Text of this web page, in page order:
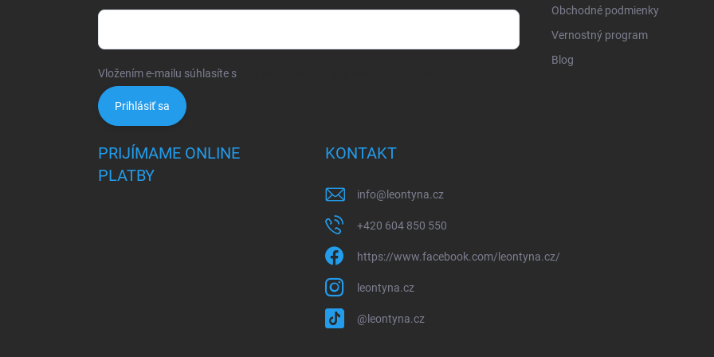
Vložením e-mailu súhlasíte s
Prihlásiť sa
Obchodné podmienky
Vernostný program
Blog
PRIJÍMAME ONLINE
PLATBY
KONTAKT
info@ leontyna.cz
+420 604 850 550
https://www.facebook.com/leontyna.cz/
leontyna.cz
@leontyna.cz